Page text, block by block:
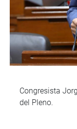
Congresista
del Pleno.